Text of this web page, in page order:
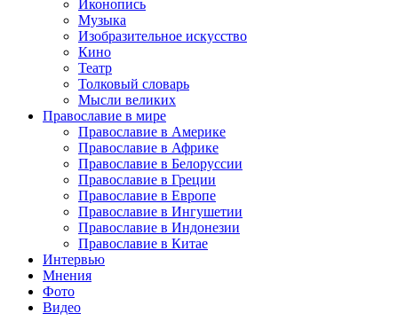
Иконопись
Музыка
Изобразительное искусство
Кино
Театр
Толковый словарь
Мысли великих
Православие в мире
Православие в Америке
Православие в Африке
Православие в Белоруссии
Православие в Греции
Православие в Европе
Православие в Ингушетии
Православие в Индонезии
Православие в Китае
Интервью
Мнения
Фото
Видео